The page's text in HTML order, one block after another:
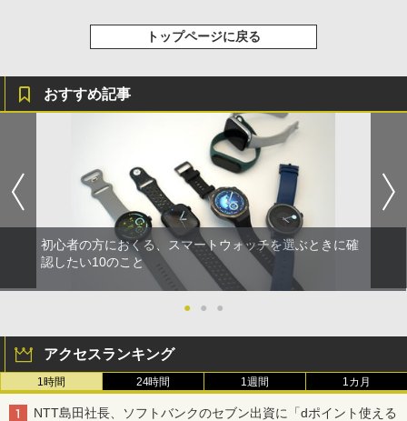
トップページに戻る
おすすめ記事
初心者の方におくる、スマートウォッチを選ぶときに確
認したい10のこと
● ● ●
アクセスランキング
1時間 24時間 1週間 1カ月
NTT島田社長、ソフトバンクのセブン出資に「dポイント使える